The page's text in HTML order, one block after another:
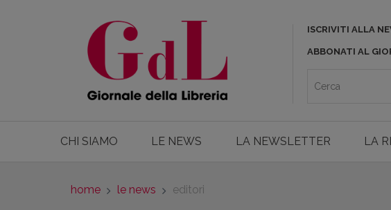
ISCRIVITI ALLA
ABBONATI AL
CHI SIAMO LE NEWS LA NEWSLETTER LA
home le news editori